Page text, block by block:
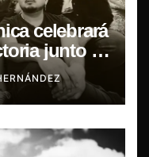
celebrará
junto a
de René